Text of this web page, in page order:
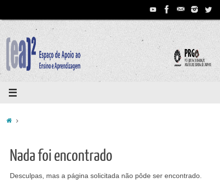
conteúdo
Home
Nada foi encontrado
Desculpas, mas a página solicitada não pôde ser encontrado.